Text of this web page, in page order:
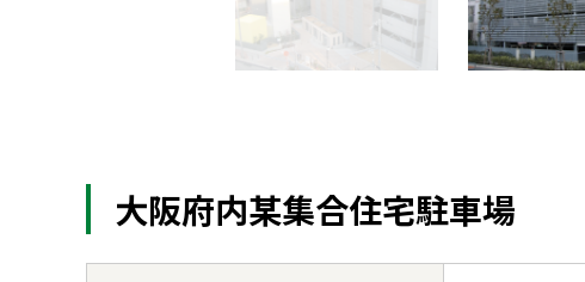
大阪府内某集合住宅駐車場